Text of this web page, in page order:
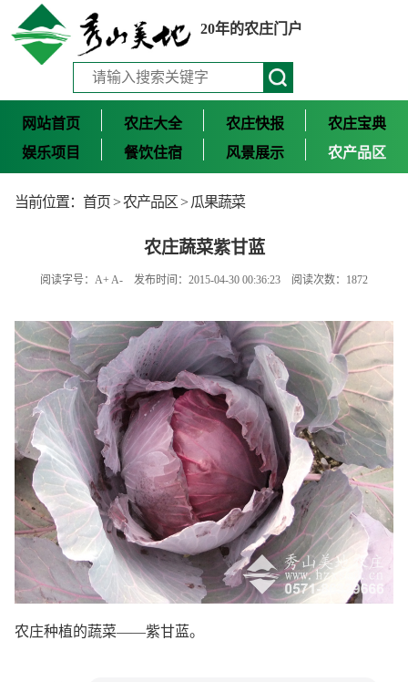
20年的农庄门户
网站首页 农庄大全 农庄快报
农庄宝典
娱乐项目
餐饮住宿 风景展示 农产品区
当前位置： 首页 >农产品区 >瓜果蔬菜
农庄蔬菜紫甘蓝
阅读字号： A+ A- 发布时间：2015-04-30 00:36:23 阅读次数：1872
农庄种植的蔬菜——紫甘蓝。